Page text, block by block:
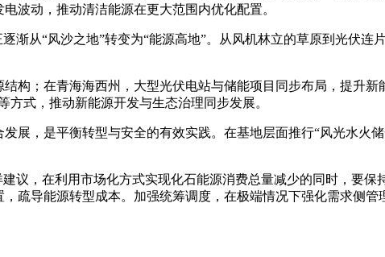
波动，推动清洁能源在更大范围内优化配置。
从“风沙之地”转变为“能源高地”。从风机林立的草原到光伏连
；在青海海西州，大型光伏电站与储能项目同步布局，提升新
式，推动新能源开发与生态治理同步发展。
，是平衡转型与安全的有效实践。在基地层面推行“风光水火
，在利用市场化方式实现化石能源消费总量减少的同时，要保
疏导能源转型成本。加强统筹调度，在极端情况下强化需求侧